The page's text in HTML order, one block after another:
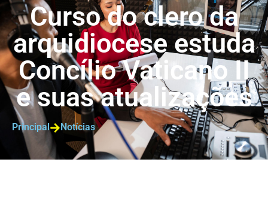
Curso do clero da
arquidiocese estuda
Concílio Vaticano II
e suas atualizações
Principal Notícias